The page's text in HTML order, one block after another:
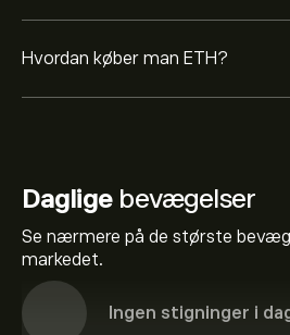
Hvordan køber man ETH?
Dagligebevægelser
Se nærmere på de største
markedet.
Ingen stigninger i